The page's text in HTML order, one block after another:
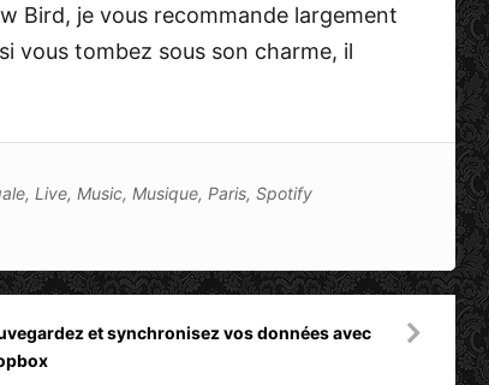
Bird, je vous recommande largement
vous tombez sous son charme, il
, Live, Music, Musique, Paris, Spotify
et synchronisez vos données avec